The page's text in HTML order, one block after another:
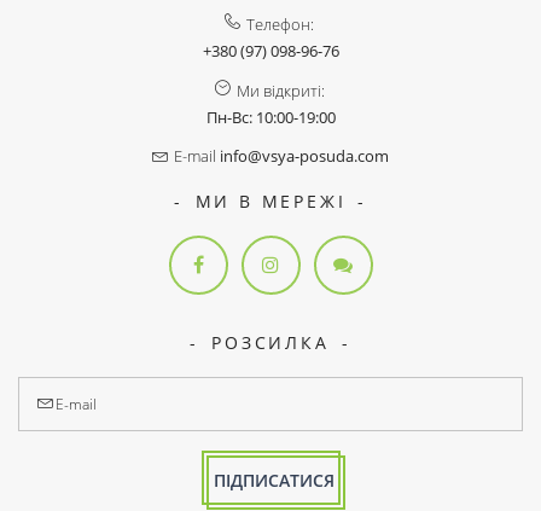
Телефон:
+380 (97) 098-96-76
Ми відкриті:
Пн-Вс: 10:00-19:00
E-mail info@vsya-posuda.com
МИ В МЕРЕЖІ
РОЗСИЛКА
ПІДПИСАТИСЯ